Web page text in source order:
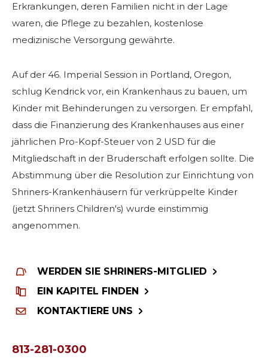
MITGLIEDERZENTRUM
WOMEN IMPACTING CARE
Erkrankungen, deren Familien nicht in der Lage
waren, die Pflege zu bezahlen, kostenlose
medizinische Versorgung gewährte.
Auf der 46. Imperial Session in Portland, Oregon,
schlug Kendrick vor, ein Krankenhaus zu bauen, um
Kinder mit Behinderungen zu versorgen. Er empfahl,
dass die Finanzierung des Krankenhauses aus einer
jährlichen Pro-Kopf-Steuer von 2 USD für die
Mitgliedschaft in der Bruderschaft erfolgen sollte. Die
Abstimmung über die Resolution zur Einrichtung von
Shriners-Krankenhäusern für verkrüppelte Kinder
(jetzt Shriners Children's) wurde einstimmig
angenommen.
WERDEN SIE SHRINERS-MITGLIED
EIN KAPITEL FINDEN
KONTAKTIERE UNS
813-281-0300